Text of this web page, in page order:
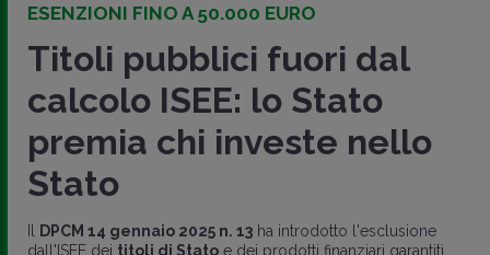
ESENZIONI FINO A 50.000 EURO
Titoli pubblici fuori dal
calcolo ISEE: lo Stato
premia chi investe nello
Stato
DPCM 14 gennaio 2025 n. 13 ha introdotto l'esclusione
dall'ISEE dei titoli di Stato e dei prodotti finanziari garantiti